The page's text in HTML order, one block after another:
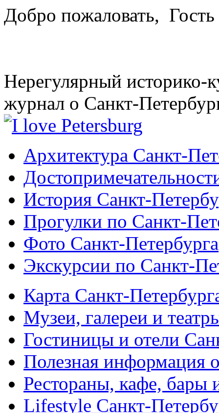
Добро пожаловать, Гость
Нерегулярный историко-
журнал о Санкт-
Архитектура Санкт-
История Санкт-
Прогулки по Санкт-
Фото Санкт-Петербурга
Экскурсии по Санкт-
Карта Санкт-
Музеи, галереи и
Гостиницы и отели
Полезная информация
Рестораны, кафе, бары
Lifestyle Санкт-